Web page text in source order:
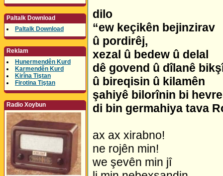
Paltalk Download
Paltalk Download
Reklam
Hunermendên Kurd
Karmendên Kurd
Kirîna Tiştan
Firotina Tiştan
Radio Xoybun
dilo
“ew keçikên bejinzirav
û pordirêj,
xezal û bedew û delal
dê govend û dîlanê
û bireqisin û kilamên
şahiyê bilorînin bi hevre
di bin germahiya tava
ax ax xirabno!
ne rojên min!
we şevên min jî